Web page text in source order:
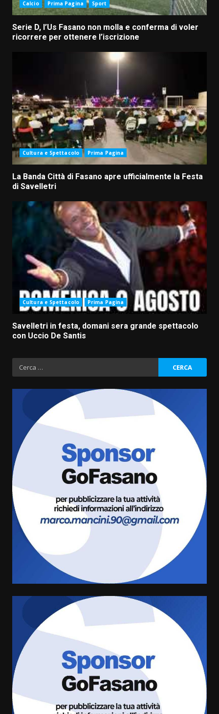
Calcio Prima Pagina Sport
Serie D, l’Us Fasano non molla e conferma di voler
ricorrere per ottenere l’iscrizione
Cultura e Spettacolo Prima Pagina
La Banda Città di Fasano apre ufficialmente la Festa
di Savelletri
Cultura e Spettacolo Prima Pagina
Savelletri in festa, domani sera grande spettacolo
con Uccio De Santis
Ricerca
per:
Savelletri in festa, domani sera
grande spettacolo con Uccio De
8 Agosto 2026 07:30
Politiche Giovanili e Mobilità
Sostenibile: premiati gli studenti
universitari del bando “La strada
giusta”
“I Contestatori: Musica di
Rivoluzione”: nuovo
appuntamento con “Fasano in
Banda”
7 Agosto 2026 06:05
US Fasano, Scianaro: “Profonda
amarezza per esclusione dal
campionato di calcio”
7 Agosto 2026 06:00